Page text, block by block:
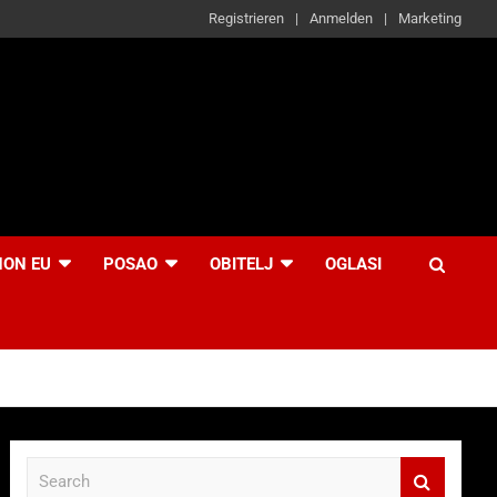
Registrieren Anmelden Marketing
EU POSAO OBITELJ OGLASI